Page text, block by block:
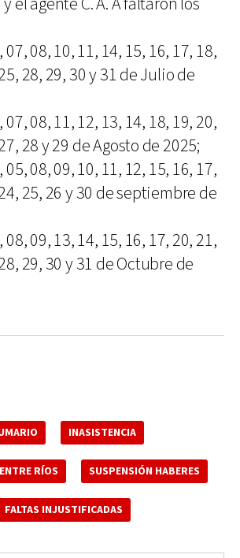
07, 08, 10, 11, 14, 15, 16, 17, 18,
28, 29, 30 y 31 de Julio de
07, 08, 11, 12, 13, 14, 18, 19, 20,
28 y 29 de Agosto de 2025;
05, 08, 09, 10, 11, 12, 15, 16, 17,
25, 26 y 30 de septiembre de
08, 09, 13, 14, 15, 16, 17, 20, 21,
29, 30 y 31 de Octubre de
INASISTENCIA
RÍOS SUSPENSIÓN HABERES
FALTAS INJUSTIFICADAS